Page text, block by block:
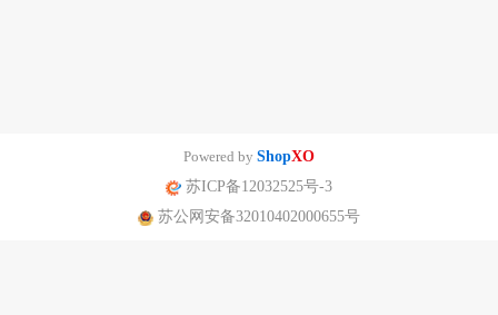
Powered by ShopXO
苏ICP备12032525号-3
苏公网安备32010402000655号